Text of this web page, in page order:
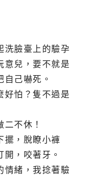
洗臉臺上的驗孕
意兒，要不就是
己嚇死。
好怕？隻不過是
不休！
擺，脫瞭小褲
，咬著牙。
情緒，我捻著驗